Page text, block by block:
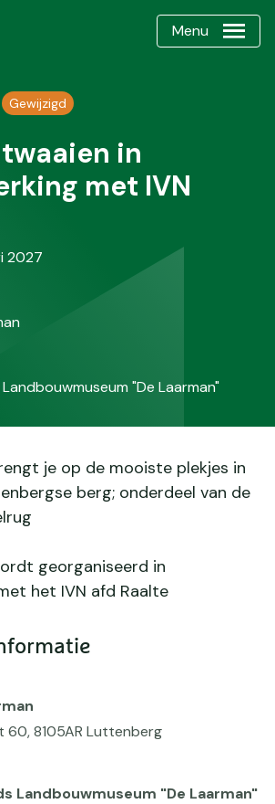
Menu
Gewijzigd
in
met IVN
2027
"De Laarman"
je op de mooiste plekjes in
berg; onderdeel van de
georganiseerd in
het IVN afd Raalte
60, 8105AR Luttenberg
Landbouwmuseum "De Laarman"